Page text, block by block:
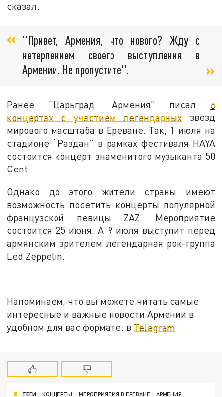
сказал:
"Привет, Армения, что нового? Жду с
нетерпением своего выступления в
Армении. Не пропустите".
Ранее “Царьград. Армения” писал о
концертах с участием легендарных звёзд
мирового масштаба в Ереване. Так, 1 июля на
стадионе “Раздан” в рамках фестиваля HAYA
состоится концерт знаменитого музыканта 50
Cent.
Однако до этого жители страны имеют
возможность посетить концерты популярной
французской певицы ZAZ. Мероприятие
состоится 25 июня. А 9 июля выступит перед
армянским зрителем легендарная рок-группа
Led Zeppelin.
Напоминаем, что вы можете читать самые
интересные и важные новости Армении в
удобном для вас формате: в Telegram
ТЕГИ: КОНЦЕРТЫ МЕРОПРИЯТИЯ В ЕРЕВАНЕ
АРМЕНИЯ